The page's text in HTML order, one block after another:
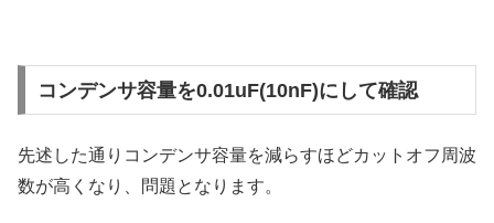
コンデンサ容量を0.01uF(10nF)にして確認
先述した通りコンデンサ容量を減らすほどカットオフ周波
数が高くなり、問題となります。